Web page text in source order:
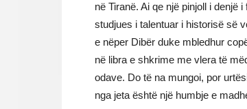
në Tiranë. Ai qe një pinjoll i denjë
studjues i talentuar i historisë së
e nëper Dibër duke mbledhur
në libra e shkrime me vlera të
odave. Do të na mungoi, por
nga jeta është një humbje e